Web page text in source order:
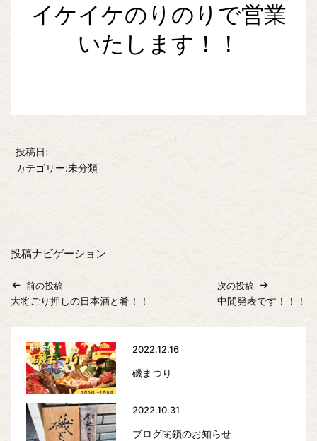
イケイケのりのりで営業
いたします！！
投稿日:
カテゴリー:未分類
投稿ナビゲーション
前の投稿
大将ごり押しの日本酒と肴！！
次の投稿
中間発表です！！！
2022.12.16
磯まつり
2022.10.31
ブログ閉鎖のお知らせ